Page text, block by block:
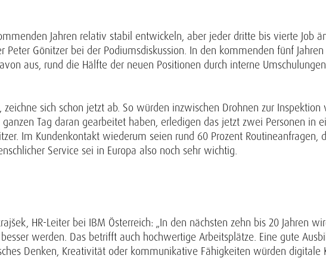
Jahren relativ stabil entwickeln, aber jeder dritte bis vierte Job
Peter Gönitzer bei der Podiumsdiskussion. In den kommenden fünf
aus, rund die Hälfte der neuen Positionen durch interne
sich schon jetzt ab. So würden inzwischen Drohnen zur
Tag daran gearbeitet haben, erledigen das jetzt zwei Personen in
Im Kundenkontakt wiederum seien rund 60 Prozent Routineanfragen,
Service sei in Europa also noch sehr wichtig.
HR-Leiter bei IBM Österreich: „In den nächsten zehn bis 20 Jahren
werden. Das betrifft auch hochwertige Arbeitsplätze. Eine gute
Denken, Kreativität oder kommunikative Fähigkeiten würden digitale